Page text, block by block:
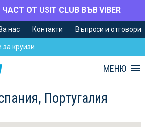
ОТ USIT CLUB ВЪВ VIBER
нас Контакти Въпроси и отговори
за круизи
МЕНЮ
Португалия